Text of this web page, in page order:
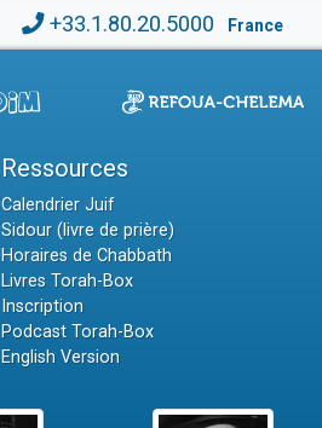
+33.1.80.20.5000 France
Ressources
Calendrier Juif
Sidour (livre de prière)
Horaires de Chabbath
Livres Torah-Box
Inscription
Podcast Torah-Box
English Version